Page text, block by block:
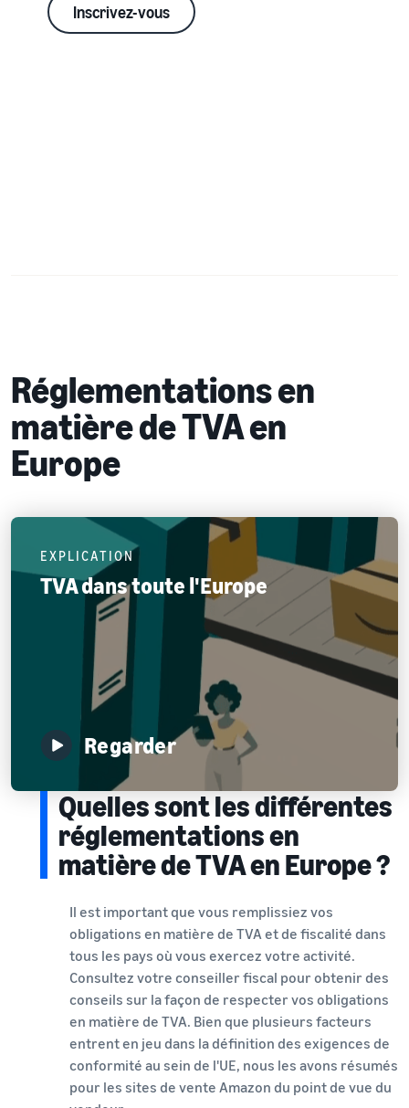
Inscrivez-vous
Réglementations en
matière de TVA en
Europe
EXPLICATION
TVA dans toute l'Europe
Regarder
Quelles sont les différentes
réglementations en
matière de TVA en Europe ?
Il est important que vous remplissiez vos
obligations en matière de TVA et de fiscalité dans
tous les pays où vous exercez votre activité.
Consultez votre conseiller fiscal pour obtenir des
conseils sur la façon de respecter vos obligations
en matière de TVA. Bien que plusieurs facteurs
entrent en jeu dans la définition des exigences de
conformité au sein de l'UE, nous les avons résumés
pour les sites de vente Amazon du point de vue du